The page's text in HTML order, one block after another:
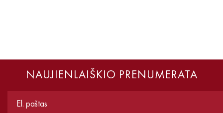
NAUJIENLAIŠKIO PRENUMERATA